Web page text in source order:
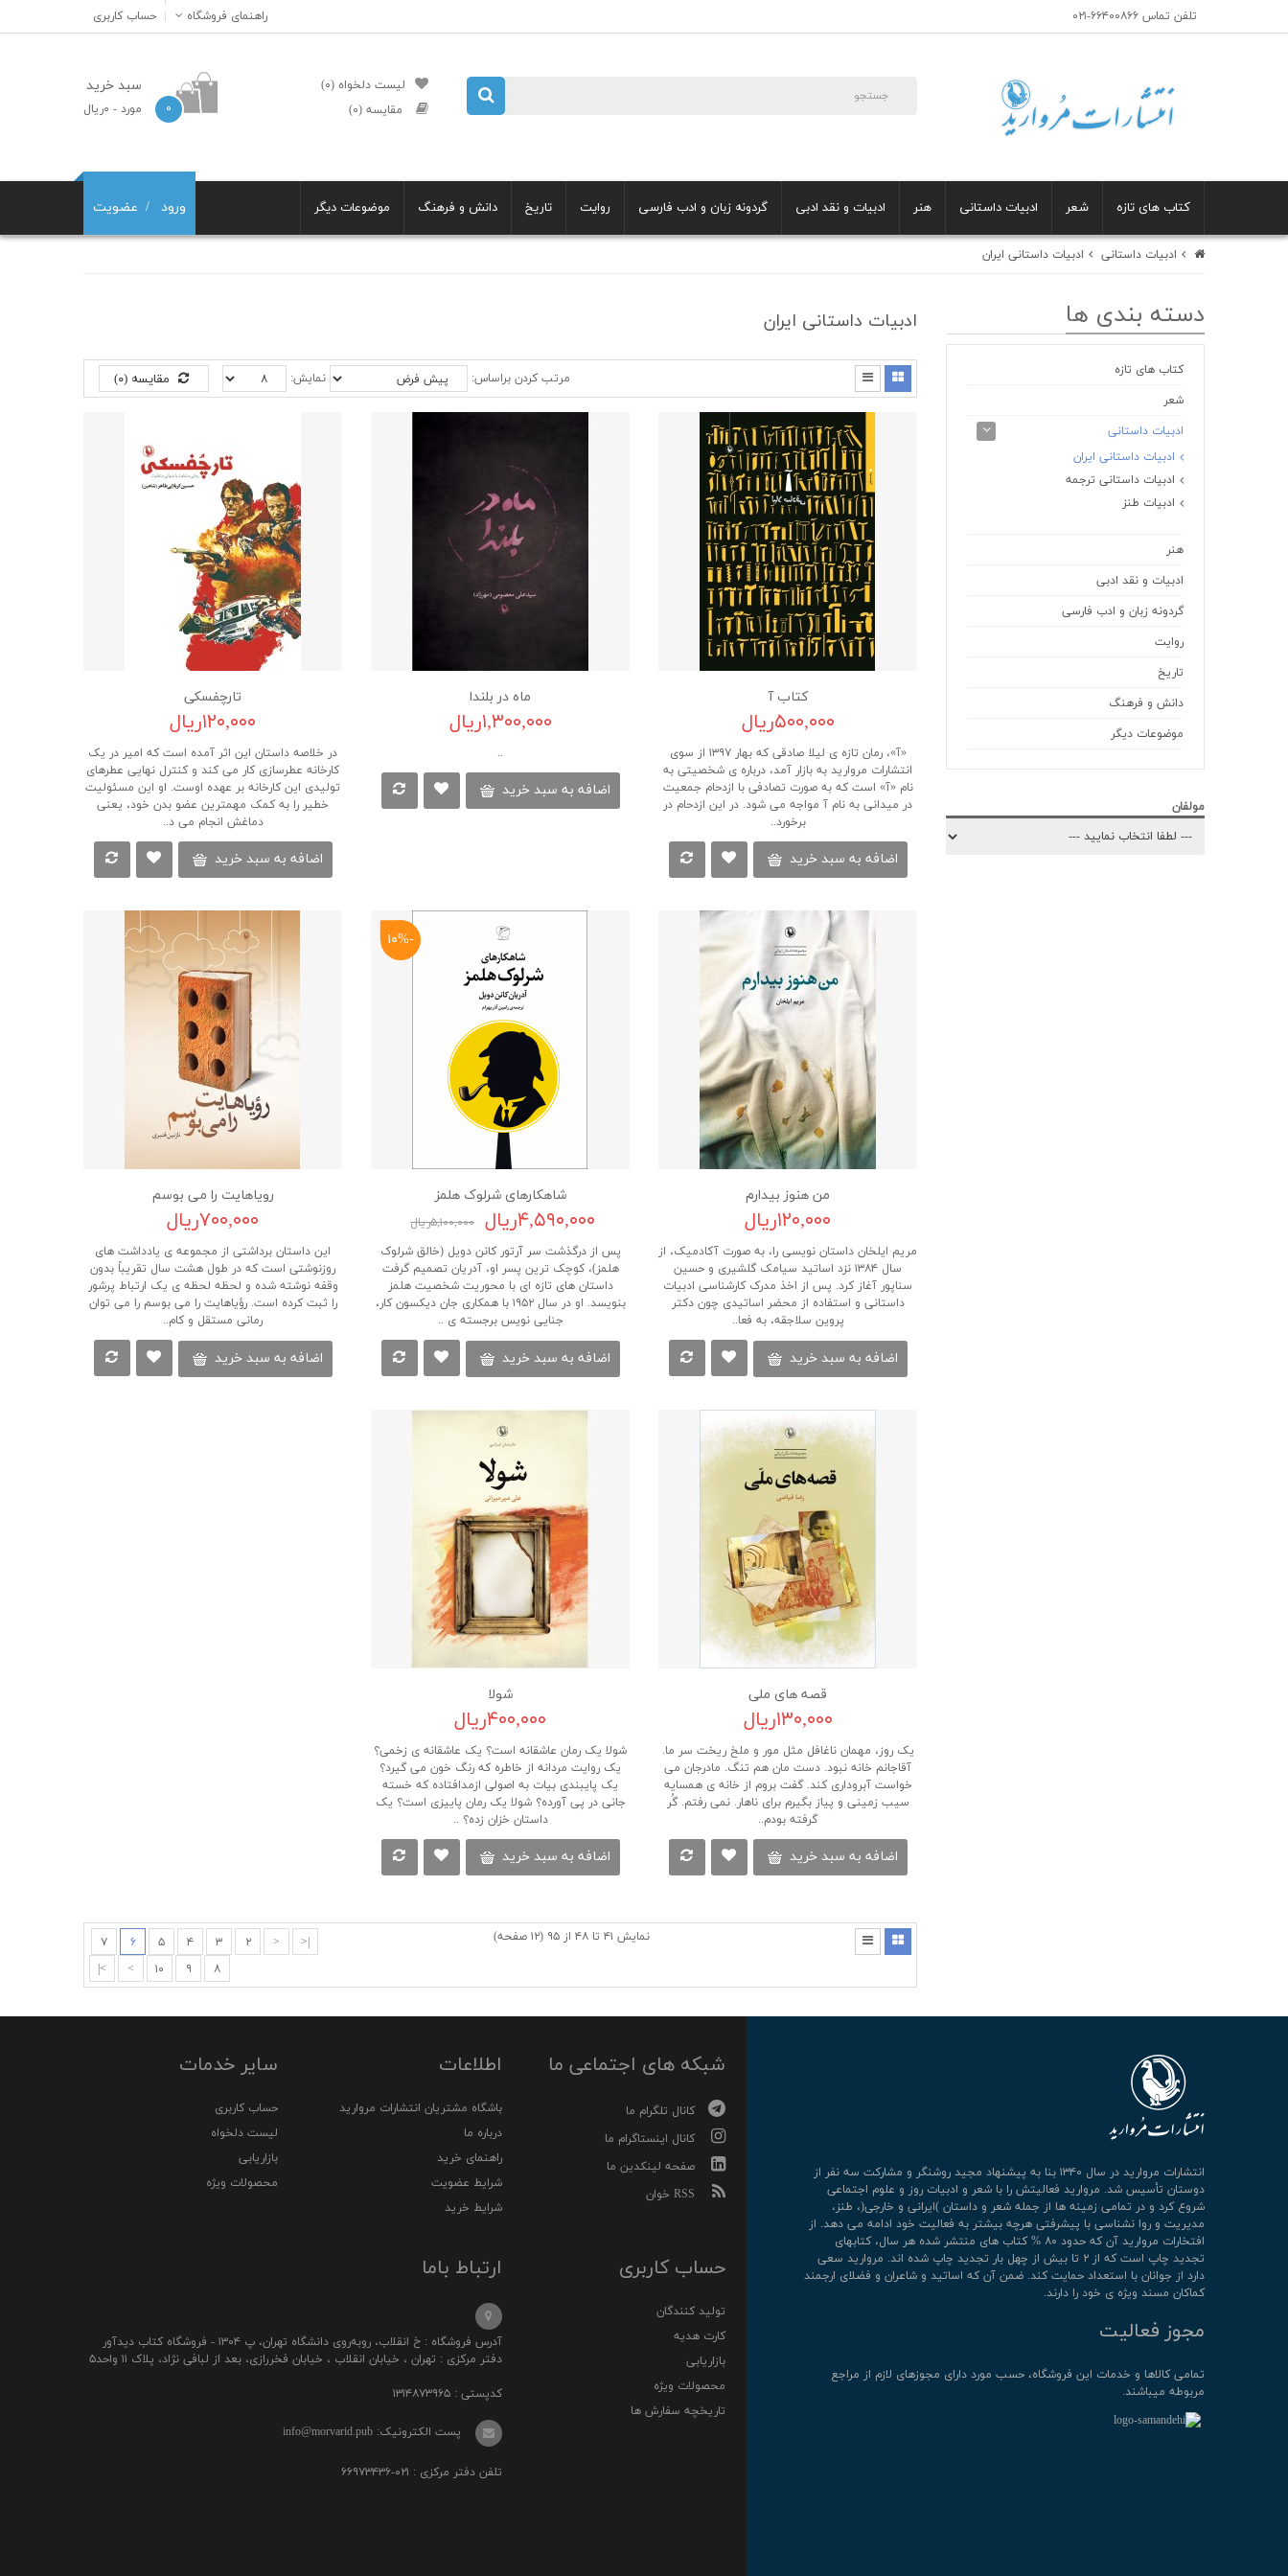
تلفن تماس ۶۶۴۰۰۸۶۶-۰۲۱ حساب کاربری راهنمای فروشگاه
لیست دلخواه (۰)
مقایسه (۰)
سبد خرید
۰ مورد - ۰ریال
کتاب های تازه شعر ادبیات داستانی هنر ادبیات و نقد ادبی گردونه زبان و ادب فارسی روایت تاریخ دانش و فرهنگ موضوعات دیگر ورود عضویت
ادبیات داستانی ادبیات داستانی ایران
دسته بندی ها
کتاب های تازه
شعر
ادبیات داستانی
ادبیات داستانی ایران
ادبیات داستانی ترجمه
ادبیات طنز
هنر
ادبیات و نقد ادبی
گردونه زبان و ادب فارسی
روایت
تاریخ
دانش و فرهنگ
موضوعات دیگر
مولفان
ادبیات داستانی ایران
مرتب کردن براساس: نمایش: مقایسه (۰)
کتاب آ
۵۰۰,۰۰۰ریال
«آ»، رمان تازه ی لیلا صادقی که بهار ۱۳۹۷ از سوی
انتشارات مروارید به بازار آمد، درباره ی شخصیتی به
نام «آ» است که به صورت تصادفی با ازدحام جمعیت
در میدانی به نام آ مواجه می شود. در این ازدحام در
برخورد..
اضافه به سبد خرید
ماه در بلندا
۱,۳۰۰,۰۰۰ریال
..
اضافه به سبد خرید
تارچفسکی
۱۲۰,۰۰۰ریال
در خلاصه داستان این اثر آمده است که امیر در یک
کارخانه عطرسازی کار می کند و کنترل نهایی عطرهای
تولیدی این کارخانه بر عهده اوست. او این مسئولیت
خطیر را به کمک مهمترین عضو بدن خود، یعنی
دماغش انجام می د..
اضافه به سبد خرید
من هنوز بیدارم
۱۲۰,۰۰۰ریال
مریم ایلخان داستان نویسی را، به صورت آکادمیک، از
سال ۱۳۸۴ نزد اساتید سیامک گلشیری و حسین
سناپور آغاز کرد. پس از اخذ مدرک کارشناسی ادبیات
داستانی و استفاده از محضر اساتیدی چون دکتر
پروین سلاجقه، به فعا..
اضافه به سبد خرید
-۱۰%
شاهکارهای شرلوک هلمز
۴,۵۹۰,۰۰۰ریال
۵,۱۰۰,۰۰۰ریال
پس از درگذشت سر آرتور کانن دویل (خالق شرلوک
هلمز)، کوچک ترین پسر او، آدریان تصمیم گرفت
داستان های تازه ای با محوریت شخصیت هلمز
بنویسد. او در سال ۱۹۵۲ با همکاری جان دیکسون کار،
جنایی نویس برجسته ی ..
اضافه به سبد خرید
رویاهایت را می بوسم
۷۰۰,۰۰۰ریال
این داستان برداشتی از مجموعه ی یادداشت های
روزنوشتی است که در طول هشت سال تقریباً بدون
وقفه نوشته شده و لحظه لحظه ی یک ارتباط پرشور
را ثبت کرده است. رؤیاهایت را می بوسم را می توان
رمانی مستقل و کام..
اضافه به سبد خرید
قصه های ملی
۱۳۰,۰۰۰ریال
یک روز، مهمان ناغافل مثل مور و ملخ ریخت سر ما.
آقاجانم خانه نبود. دست مان هم تنگ. مادرجان می
خواست آبروداری کند. گفت بروم از خانه ی همسایه
سیب زمینی و پیاز بگیرم برای ناهار. نمی رفتم. گُر
گرفته بودم..
اضافه به سبد خرید
شولا
۴۰۰,۰۰۰ریال
شولا یک رمان عاشقانه است؟ یک عاشقانه ی زخمی؟
یک روایت مردانه از خاطره که رنگ خون می گیرد؟
یک پایبندی بیات به اصولی ازمدافتاده که خسته
جانی در پی آورده؟ شولا یک رمان پاییزی است؟ یک
داستان خزان زده؟ ..
اضافه به سبد خرید
نمایش ۴۱ تا ۴۸ از ۹۵ (۱۲ صفحه) |<
< ۲ ۳ ۴ ۵ ۶
۷
۸
۹ ۱۰ >
>|
انتشارات مروارید در سال ۱۳۴۰ بنا به پیشنهاد مجید روشنگر و مشارکت سه نفر از
دوستان تأسیس شد. مروارید فعالیتش را با شعر و ادبیات روز و علوم اجتماعی
شروع کرد و در تمامی زمینه ها از جمله شعر و داستان )ایرانی و خارجی(، طنز،
مدیریت و روا نشناسی با پیشرفتی هرچه بیشتر به فعالیت خود ادامه می دهد. از
افتخارات مروارید آن که حدود ۸۰ % کتاب های منتشر شده هر سال، کتابهای
تجدید چاپ است که از ۲ تا بیش از چهل بار تجدید چاپ شده اند. مروارید سعی
دارد از جوانان با استعداد حمایت کند. ضمن آن که اساتید و شاعران و فضلای ارجمند
کماکان مسند ویژه ی خود را دارند.
مجوز فعالیت
تمامی كالاها و خدمات این فروشگاه، حسب مورد دارای مجوزهای لازم از مراجع
مربوطه میباشند.
شبکه های اجتماعی ما
کانال تلگرام ما
کانال اینستاگرام ما
صفحه لینکدین ما
RSS خوان
اطلاعات
باشگاه مشتریان انتشارات مروارید
درباره ما
راهنمای خرید
شرایط عضویت
شرایط خرید
سایر خدمات
حساب کاربری
لیست دلخواه
بازاریابی
محصولات ویژه
حساب کاربری
تولید کنندگان
کارت هدیه
بازاریابی
محصولات ویژه
تاریخچه سفارش ها
ارتباط باما
آدرس فروشگاه : خ انقلاب، رو‌به‌روی دانشگاه تهران، پ ۱۳۰۴ - فروشگاه کتاب دیدآور
دفتر مرکزی : تهران ، خیابان انقلاب ، خیابان فخررازی، بعد از لبافی نژاد، پلاک ۱۱ واحد۵
کدپستی : ۱۳۱۴۸۷۳۹۶۵
پست الکترونیک: info@morvarid.pub
تلفن دفتر مرکزی : ۰۲۱-۶۶۹۷۳۴۳۶